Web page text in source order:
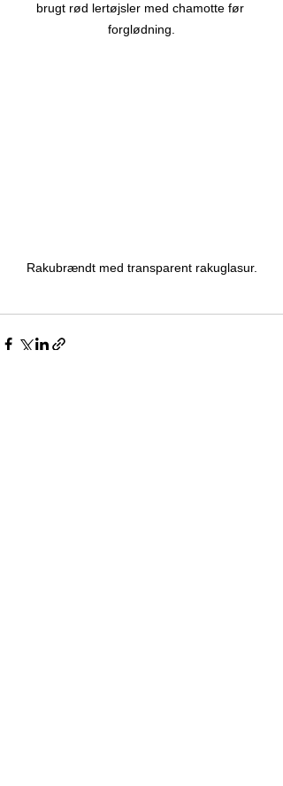
brugt rød lertøjsler med chamotte før
forglødning.
Rakubrændt med transparent rakuglasur.